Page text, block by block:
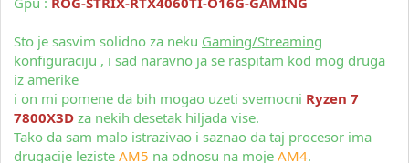
Sto je sasvim solidno za neku Gaming/Streaming
konfiguraciju , i sad naravno ja se raspitam kod mog druga
iz amerike
i on mi pomene da bih mogao uzeti svemocni Ryzen 7
7800X3D za nekih desetak hiljada vise.
Tako da sam malo istrazivao i saznao da taj procesor ima
drugacije leziste AM5 na odnosu na moje AM4.